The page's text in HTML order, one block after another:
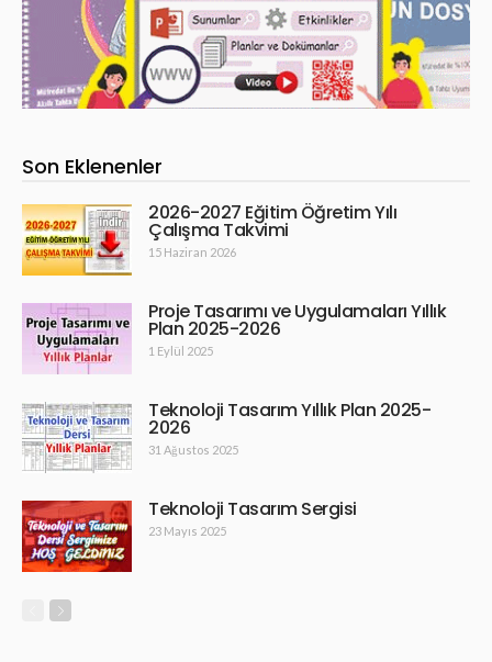
Son Eklenenler
2026-2027 Eğitim Öğretim Yılı
Çalışma Takvimi
15 Haziran 2026
Proje Tasarımı ve Uygulamaları Yıllık
Plan 2025-2026
1 Eylül 2025
Teknoloji Tasarım Yıllık Plan 2025-
2026
31 Ağustos 2025
Teknoloji Tasarım Sergisi
23 Mayıs 2025